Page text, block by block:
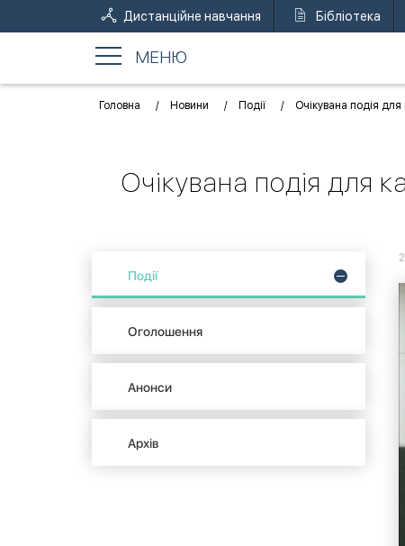
Дистанційне навчання Бібліотека
МЕНЮ
Головна Новини Події Очікувана подія для
Очікувана подія для
Події
Оголошення
Анонси
Архів